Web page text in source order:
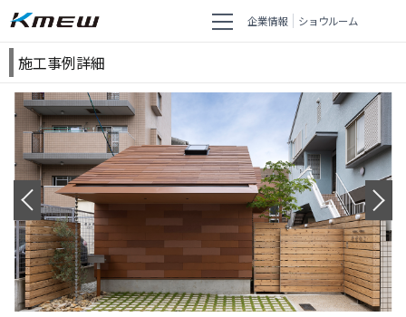
企業情報 ショウルーム
施工事例詳細